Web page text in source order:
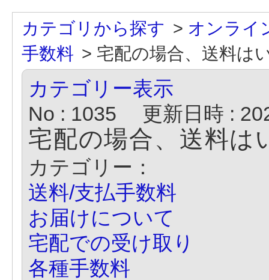
カテゴリから探す > オンライ
手数料 > 宅配の場合、送料は
カテゴリー表示
No : 1035
更新日時 :
宅配の場合、送料は
カテゴリー：
送料/支払手数料
お届けについて
宅配での受け取り
各種手数料